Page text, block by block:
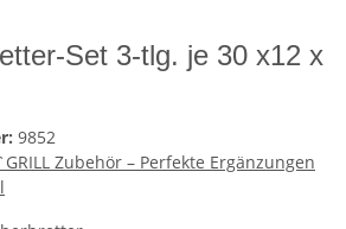
Set 3-tlg. je 30 x12 x
9852
Zubehör – Perfekte Ergänzungen